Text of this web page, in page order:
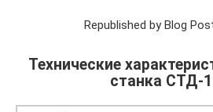
Republished by Blog
Технические
станка СТД-